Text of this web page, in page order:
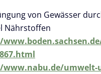
von Gewässer
Nährstoffen
umwelt-